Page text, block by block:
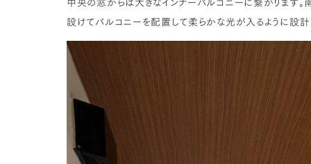
設けてバルコニーを配置して柔らかな光が入るように設計